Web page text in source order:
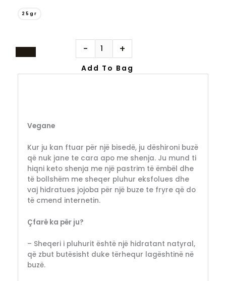
25gr
- +
Add To Bag
Vegane
Kur ju kan ftuar për një bisedë, ju dëshironi buzë
që nuk jane te cara apo me shenja. Ju mund ti
hiqni keto shenja me një pastrim të ëmbël dhe
të bollshëm me sheqer pluhur eksfolues dhe
vaj hidratues jojoba për një buze te fryre që do
të cmend internetin.
Çfarë ka për ju?
– Sheqeri i pluhurit është një hidratant natyral,
që zbut butësisht duke tërhequr lagështinë në
buzë.